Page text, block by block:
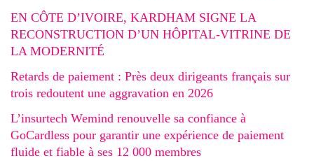
EN CÔTE D’IVOIRE, KARDHAM SIGNE LA
RECONSTRUCTION D’UN HÔPITAL-VITRINE DE
LA MODERNITÉ
Retards de paiement : Près deux dirigeants français sur
trois redoutent une aggravation en 2026
L’insurtech Wemind renouvelle sa confiance à
GoCardless pour garantir une expérience de paiement
fluide et fiable à ses 12 000 membres